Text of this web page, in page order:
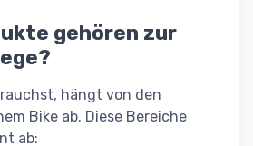
gehören zur
hängt von den
Bike ab. Diese Bereiche
ab: